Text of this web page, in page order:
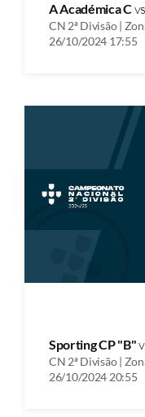
A Académica Cvs
CN 2ª Divisão |
26/10/2024 17:55
Sporting CP "B"
CN 2ª Divisão |
26/10/2024 20:55